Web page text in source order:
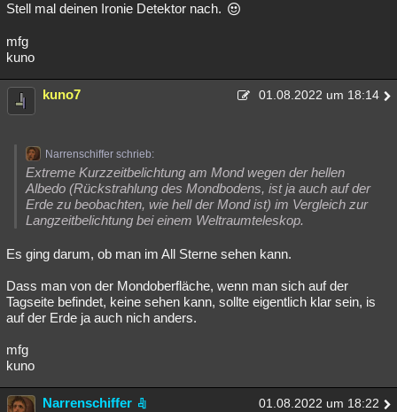
Stell mal deinen Ironie Detektor nach.
mfg
kuno
kuno7 01.08.2022 um 18:14
Narrenschiffer schrieb:
Extreme Kurzzeitbelichtung am Mond wegen der hellen
Albedo (Rückstrahlung des Mondbodens, ist ja auch auf der
Erde zu beobachten, wie hell der Mond ist) im Vergleich zur
Langzeitbelichtung bei einem Weltraumteleskop.
Es ging darum, ob man im All Sterne sehen kann.
Dass man von der Mondoberfläche, wenn man sich auf der
Tagseite befindet, keine sehen kann, sollte eigentlich klar sein, is
auf der Erde ja auch nich anders.
mfg
kuno
Narrenschiffer 01.08.2022 um 18:22